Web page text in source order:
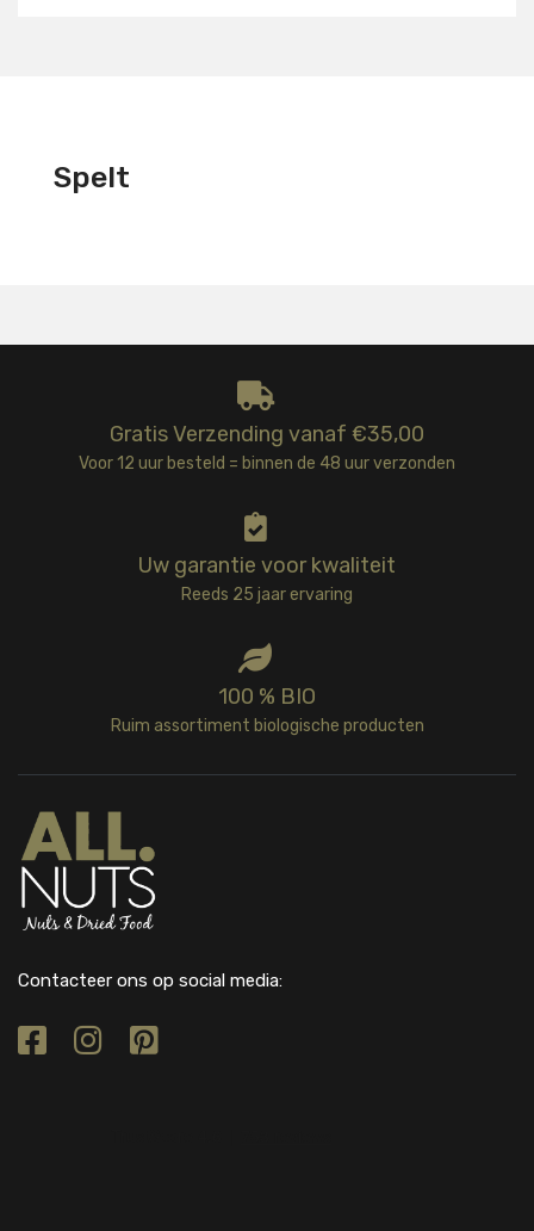
Spelt
Gratis Verzending vanaf €35,00
Voor 12 uur besteld = binnen de 48 uur verzonden
Uw garantie voor kwaliteit
Reeds 25 jaar ervaring
100 % BIO
Ruim assortiment biologische producten
Contacteer ons op social media: